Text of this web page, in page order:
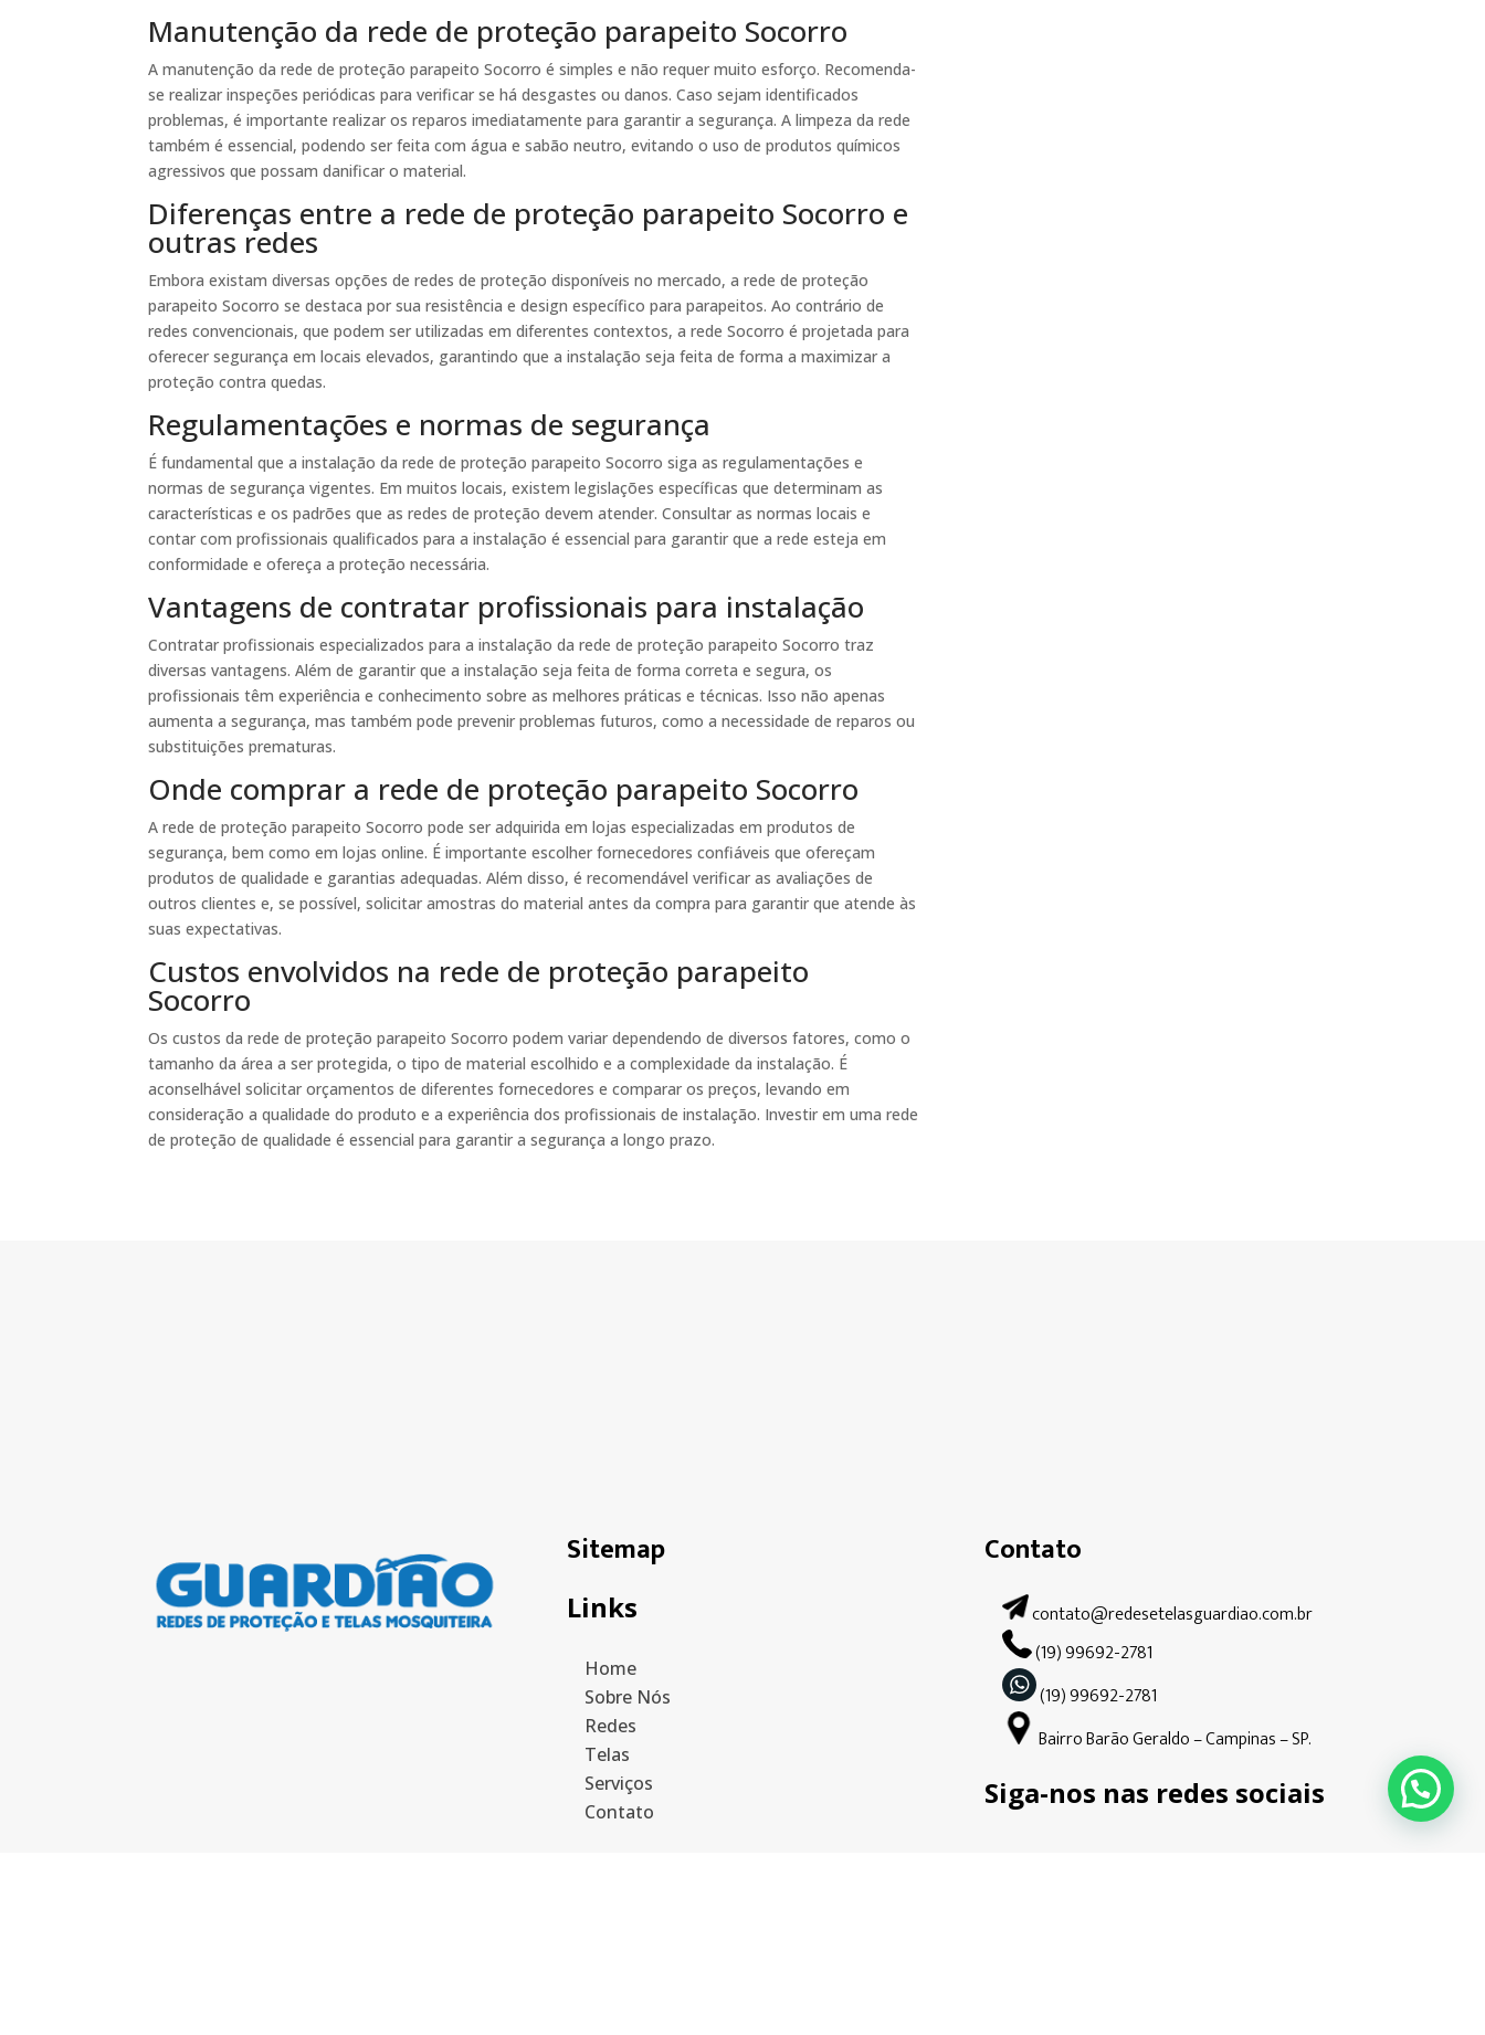
Manutenção da rede de proteção parapeito Socorro
A manutenção da rede de proteção parapeito Socorro é simples e não requer muito esforço. Recomenda-
se realizar inspeções periódicas para verificar se há desgastes ou danos. Caso sejam identificados
problemas, é importante realizar os reparos imediatamente para garantir a segurança. A limpeza da rede
também é essencial, podendo ser feita com água e sabão neutro, evitando o uso de produtos químicos
agressivos que possam danificar o material.
Diferenças entre a rede de proteção parapeito Socorro e
outras redes
Embora existam diversas opções de redes de proteção disponíveis no mercado, a rede de proteção
parapeito Socorro se destaca por sua resistência e design específico para parapeitos. Ao contrário de
redes convencionais, que podem ser utilizadas em diferentes contextos, a rede Socorro é projetada para
oferecer segurança em locais elevados, garantindo que a instalação seja feita de forma a maximizar a
proteção contra quedas.
Regulamentações e normas de segurança
É fundamental que a instalação da rede de proteção parapeito Socorro siga as regulamentações e
normas de segurança vigentes. Em muitos locais, existem legislações específicas que determinam as
características e os padrões que as redes de proteção devem atender. Consultar as normas locais e
contar com profissionais qualificados para a instalação é essencial para garantir que a rede esteja em
conformidade e ofereça a proteção necessária.
Vantagens de contratar profissionais para instalação
Contratar profissionais especializados para a instalação da rede de proteção parapeito Socorro traz
diversas vantagens. Além de garantir que a instalação seja feita de forma correta e segura, os
profissionais têm experiência e conhecimento sobre as melhores práticas e técnicas. Isso não apenas
aumenta a segurança, mas também pode prevenir problemas futuros, como a necessidade de reparos ou
substituições prematuras.
Onde comprar a rede de proteção parapeito Socorro
A rede de proteção parapeito Socorro pode ser adquirida em lojas especializadas em produtos de
segurança, bem como em lojas online. É importante escolher fornecedores confiáveis que ofereçam
produtos de qualidade e garantias adequadas. Além disso, é recomendável verificar as avaliações de
outros clientes e, se possível, solicitar amostras do material antes da compra para garantir que atende às
suas expectativas.
Custos envolvidos na rede de proteção parapeito
Socorro
Os custos da rede de proteção parapeito Socorro podem variar dependendo de diversos fatores, como o
tamanho da área a ser protegida, o tipo de material escolhido e a complexidade da instalação. É
aconselhável solicitar orçamentos de diferentes fornecedores e comparar os preços, levando em
consideração a qualidade do produto e a experiência dos profissionais de instalação. Investir em uma rede
de proteção de qualidade é essencial para garantir a segurança a longo prazo.
Sitemap
Links
Home
Sobre Nós
Redes
Telas
Serviços
Contato
Contato
contato@redesetelasguardiao.com.br
(19) 99692-2781
(19) 99692-2781
Bairro Barão Geraldo – Campinas – SP.
Siga-nos nas redes sociais